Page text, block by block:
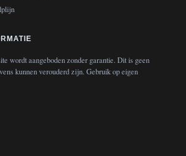
wordt aangeboden zonder garantie. Dit is geen
kunnen verouderd zijn. Gebruik op eigen